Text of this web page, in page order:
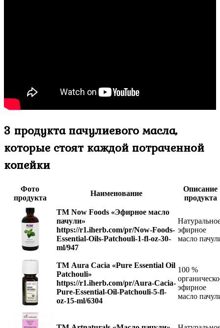
3 продукта пачулиевого масла,
которые стоят каждой потраченной
копейки
Фото
продукта
Наименование
Описание
продукта
ТМ Now Foods «Эфирное масло
пачули»
https://r1.iherb.com/pr/Now-Foods-
Essential-Oils-Patchouli-1-fl-oz-30-
ml/947
эфирное
масло
ТМ Aura Cacia «Pure Essential Oil
Patchouli»
https://r1.iherb.com/pr/Aura-Cacia-
Pure-Essential-Oil-Patchouli-5-fl-
oz-15-ml/6304
100 %
эфирное
масло